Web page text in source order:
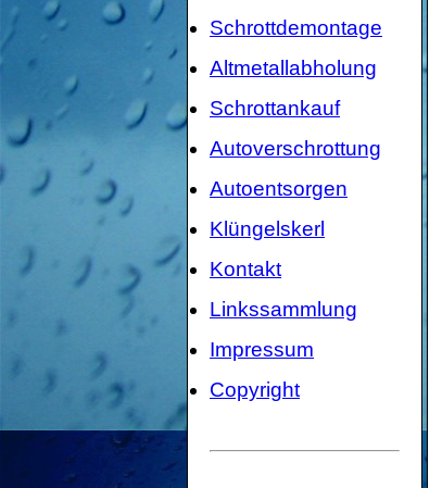
Schrottdemontage
Altmetallabholung
Schrottankauf
Autoverschrottung
Autoentsorgen
Klüngelskerl
Kontakt
Linkssammlung
Impressum
Copyright